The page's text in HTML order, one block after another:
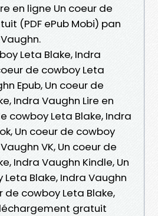
en ligne Un coeur de
(PDF ePub Mobi) pan
Leta Blake, Indra
de cowboy Leta
Epub, Un coeur de
Indra Vaughn Lire en
cowboy Leta Blake, Indra
Un coeur de cowboy
VK, Un coeur de
Indra Vaughn Kindle, Un
Blake, Indra Vaughn
de cowboy Leta Blake,
gratuit